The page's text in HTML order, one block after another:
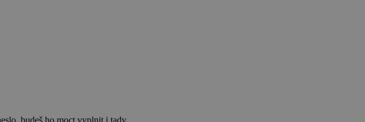
budeš ho moct vyplnit i tady.